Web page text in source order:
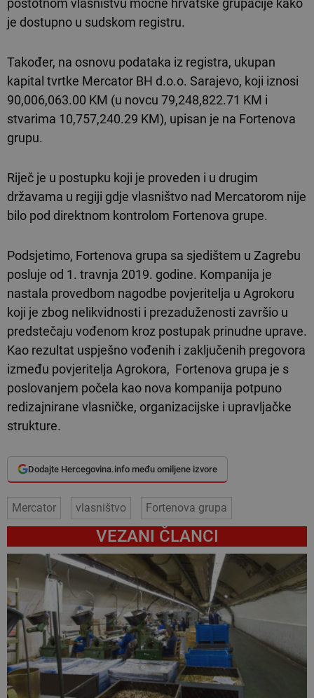
postotnom vlasništvu moćne hrvatske grupacije kako
je dostupno u sudskom registru.
Također, na osnovu podataka iz registra, ukupan
kapital tvrtke Mercator BH d.o.o. Sarajevo, koji iznosi
90,006,063.00 KM (u novcu 79,248,822.71 KM i
stvarima 10,757,240.29 KM), upisan je na Fortenova
grupu.
Riječ je u postupku koji je proveden i u drugim
državama u regiji gdje vlasništvo nad Mercatorom nije
bilo pod direktnom kontrolom Fortenova grupe.
Podsjetimo, Fortenova grupa sa sjedištem u Zagrebu
posluje od 1. travnja 2019. godine. Kompanija je
nastala provedbom nagodbe povjeritelja u Agrokoru
koji je zbog nelikvidnosti i prezaduženosti završio u
predstečaju vođenom kroz postupak prinudne uprave.
Kao rezultat uspješno vođenih i zaključenih pregovora
između povjeritelja Agrokora, Fortenova grupa je s
poslovanjem počela kao nova kompanija potpuno
redizajnirane vlasničke, organizacijske i upravljačke
strukture.
Dodajte Hercegovina.info među omiljene izvore
Mercator vlasništvo Fortenova grupa
VEZANI ČLANCI